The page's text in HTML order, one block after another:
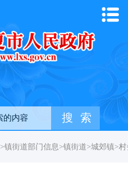
>镇街道部门信息>镇街道>城郊镇>村